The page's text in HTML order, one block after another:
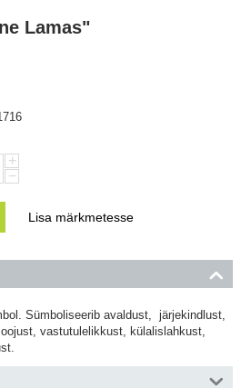
Lamas"
+
−
Lisa märkmetesse
Sümboliseerib avaldust, järjekindlust,
vastutulelikkust, külalislahkust,